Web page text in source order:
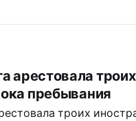
арестовала
пребывания
троих